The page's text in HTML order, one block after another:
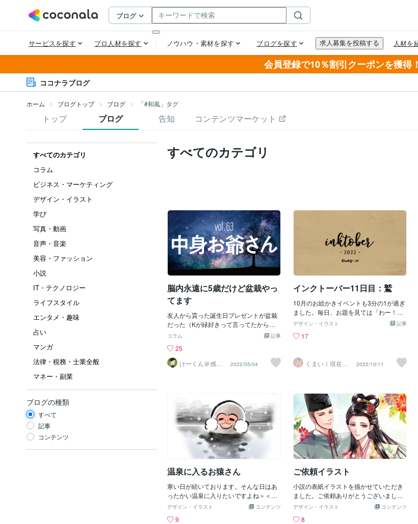
会員登録で10％割引クーポンを獲得！
ココナラブログ
ホーム ブログトップ ブログ 「#和風」タグ
トップ ブログ 告知 コンテンツマーケット
すべてのカテゴリ
コラム
ビジネス・マーケティング
デザイン・イラスト
学び
写真・動画
音声・音楽
美容・ファッション
小説
IT・テクノロジー
ライフスタイル
エンタメ・趣味
占い
マンガ
法律・税務・士業全般
マネー・副業
ブログの種類
すべて
記事
コンテンツ
すべてのカテゴリ
脳内永遠に5歳だけど盆栽やっ
てます
友人から貰った誕生日プレゼントが盆栽
だった（Kが緑好きって言ってたから）
感情に寄り添う傾聴人「K」です。こん
歳で既に時代劇で切腹とか見てて小学生
で水戸黄門にハマりました٩( ᐛ )و小学生
の時親と同じ事言ってるとクラスメート
てるのはクラスの子達。『何でいっとき
の若さを 売り物にしてるんだろう。
若さがなくなったらどうするの。 あの
人達の年取った姿を見てみたい』とか考
えるやばい11歳なＫでした。きっと精神
年齢いま400歳くらいなんじゃないかい
((笑逆に退化した気がしなくもない。楽
しければええよ( ´∀｀)旅先はだいたい城
みなさん、風呂敷の素晴らしさ今からい
きなり語りますよ（笑カバンより優秀な
点。それは布一枚であること。出先で物
が増えたり例えばボールみたいな形の荷
記事
コラム
25
けーくん＠感情
に寄り添う傾聴
2022/05/04
インクトーバー11日目：鷲
10月のお絵かきイベントも3分の1が過ぎ
ました。毎日、お題を見ては「わー！何
かこー！」と頭を悩ませつつどうにかひ
に、見に来てくださったり、お気に入り
がとうございます。さて、今日のテーマ
の鷲です。イーグル。適当に落書きして
た分、何か表現で面白いことできないか
な〜と考えた結果、筆ペンでペン入れを
してみました。いつも使っているミリペ
ンより、強弱のメリハリやダイナミック
さが出たのではないかなと思います。自
分でもなかなかのお気に入りです＾＾筆
ペンタッチの絵柄も需要あるかな？図ら
ずも、自分のできることを再発見できる
ので、インクトーバーが終わったら、商
品ページをもっと充実させていきます
ね。さて、明日のお題はなんでしょう
か。また見に来ていただけると嬉しいで
す。
記事
デザイン・イラスト
17
くまい｜現在お
休み中
2022/10/11
温泉に入るお猿さん
寒い日が続いております。そんな日はあ
ったかい温泉に入りたいですよね＞＜♨️
ちなみに私が住んでいる所はもうすぐ氷
コンテンツ
デザイン・イラスト
9
ご依頼イラスト
小説の表紙イラストを描かせていただき
ました。ご依頼ありがとうございました
(*^-^*)ご依頼やご相談などございました
コンテンツ
デザイン・イラスト
8